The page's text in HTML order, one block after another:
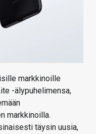
markkinoille
-älypuhelimensa,
markkinoilla.
täysin uusia,